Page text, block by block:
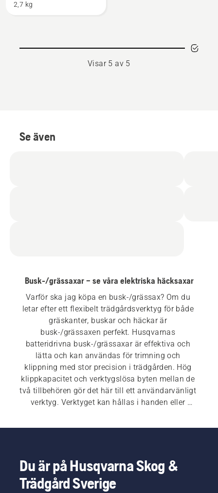
med
2,7 kg
Visar 5 av 5
Se även
Busk-/grässaxar – se våra elektriska häcksaxar
Varför ska jag köpa en busk-/grässax? Om du
letar efter ett flexibelt trädgårdsverktyg för både
gräskanter, buskar och häckar är
busk-/grässaxen perfekt. Husqvarnas
batteridrivna busk-/grässaxar är effektiva och
lätta och kan användas för trimning och
klippning med stor precision i trädgården. Hög
klippkapacitet och verktygslösa byten mellan de
två tillbehören gör det här till ett användarvänligt
verktyg. Verktyget kan hållas i handen eller
stången behöver du inga knäskydd när du ska
Du är på Husqvarna Skog &
Trädgård Sverige